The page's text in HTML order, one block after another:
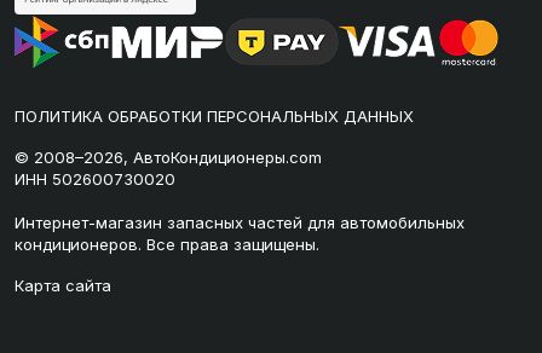
ПОЛИТИКА ОБРАБОТКИ ПЕРСОНАЛЬНЫХ ДАННЫХ
© 2008–2026, АвтоКондиционеры.com
ИНН 502600730020
Интернет-магазин запасных частей для автомобильных
кондиционеров. Все права защищены.
Карта сайта